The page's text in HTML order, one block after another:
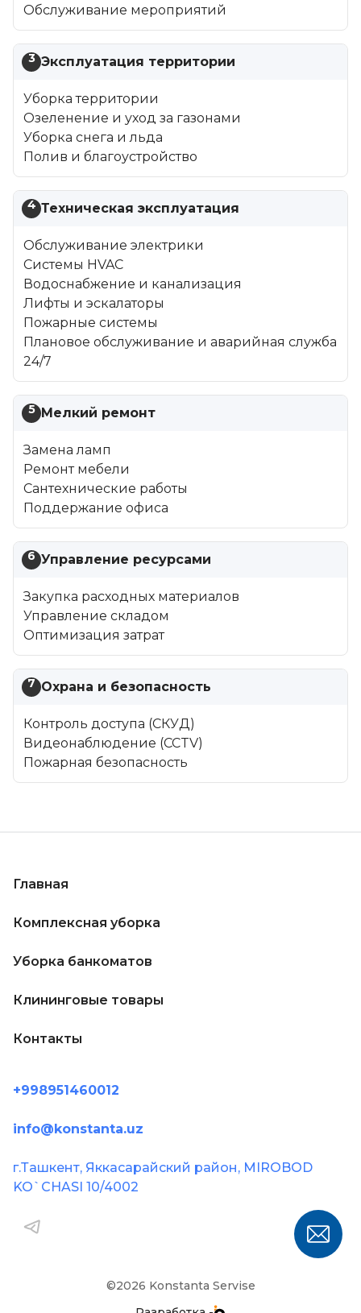
Обслуживание мероприятий
3 Эксплуатация территории
Уборка территории
Озеленение и уход за газонами
Уборка снега и льда
Полив и благоустройство
4 Техническая эксплуатация
Обслуживание электрики
Системы HVAC
Водоснабжение и канализация
Лифты и эскалаторы
Пожарные системы
Плановое обслуживание и аварийная служба
24/7
5 Мелкий ремонт
Замена ламп
Ремонт мебели
Сантехнические работы
Поддержание офиса
6 Управление ресурсами
Закупка расходных материалов
Управление складом
Оптимизация затрат
7 Охрана и безопасность
Контроль доступа (СКУД)
Видеонаблюдение (CCTV)
Пожарная безопасность
Главная
Комплексная уборка
Уборка банкоматов
Клининговые товары
Контакты
+998951460012
info@konstanta.uz
г.Ташкент, Яккасарайский район, MIROBOD
KO`CHASI 10/4002
©2026 Konstanta Servise